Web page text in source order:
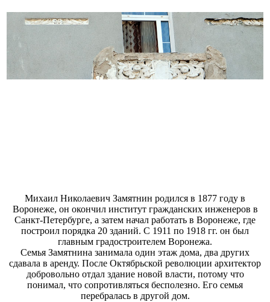
Михаил Николаевич Замятнин родился в 1877 году в
Воронеже, он окончил институт гражданских инженеров в
Санкт-Петербурге, а затем начал работать в Воронеже, где
построил порядка 20 зданий. С 1911 по 1918 гг. он был
главным градостроителем Воронежа.
Семья Замятнина занимала один этаж дома, два других
сдавала в аренду. После Октябрьской революции архитектор
добровольно отдал здание новой власти, потому что
понимал, что сопротивляться бесполезно. Его семья
перебралась в другой дом.